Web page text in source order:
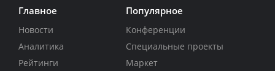
Главное
Новости
Аналитика
Рейтинги
Популярное
Конференции
Специальные проекты
Маркет